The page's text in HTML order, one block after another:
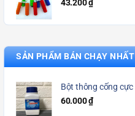
43.200₫
SẢN PHẨM BÁN CHẠY NHẤT
Bột thông cống cực
60.000₫